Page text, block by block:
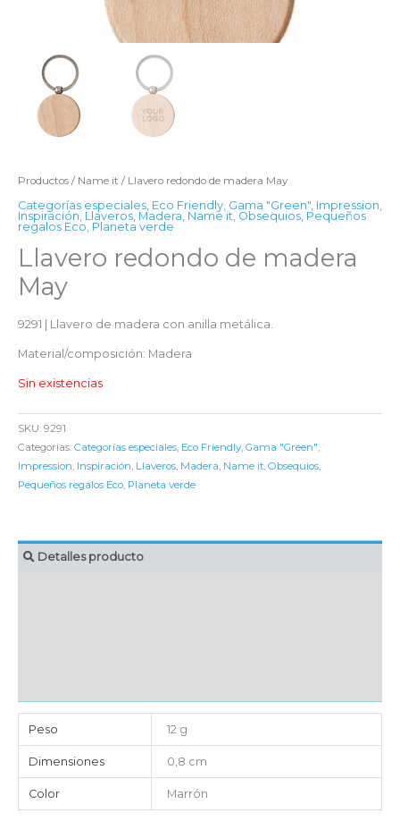
Productos / Name it / Llavero redondo de madera May
Categorías especiales, Eco Friendly, Gama "Green", Impression,
Inspiración, Llaveros, Madera, Name it, Obsequios, Pequeños
regalos Eco, Planeta verde
Llavero redondo de madera
May
9291 | Llavero de madera con anilla metálica.
Material/composición: Madera
Sin existencias
SKU: 9291
Categorías: Categorías especiales Eco Friendly Gama "Green"
Impression Inspiración Llaveros Madera Name it Obsequios
Pequeños regalos Eco Planeta verde
Detalles producto
Peso 12 g
Dimensiones 0,8 cm
Color Marrón